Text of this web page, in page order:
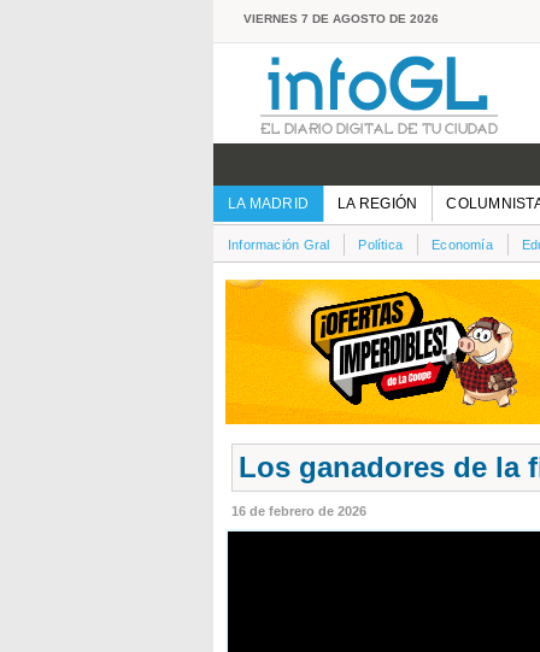
VIERNES 7 DE AGOSTO DE 2026
LA MADRID LA REGIÓN
Información Gral Política Economía
Los ganadores de la
16 de febrero de 2026